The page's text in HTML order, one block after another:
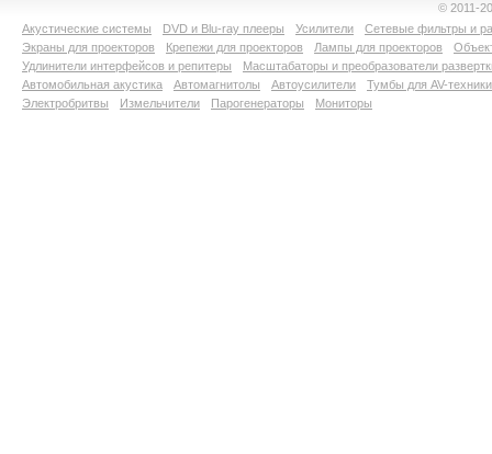
© 2011-
Акустические системы
DVD и Blu-ray плееры Усилители
Сетевые фильтры и
Экраны для проекторов
Крепежи для проекторов Лампы для проекторов
Удлинители интерфейсов и репитеры
Масштабаторы и преобразователи
Автомобильная акустика
Автомагнитолы Автоусилители
Тумбы для AV-техники
Электробритвы
Измельчители Парогенераторы Мониторы